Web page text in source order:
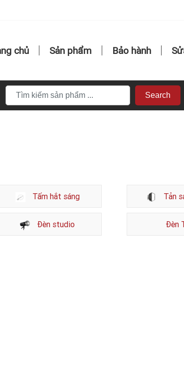
chủ Sản phẩm Bảo hành
Search
Tấm hắt sáng Tản
Đèn studio Đèn